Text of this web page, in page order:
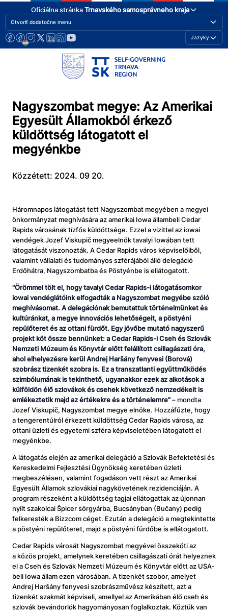
Oficiálna stránkaTrnavského samosprávneho kraja
Otvoriť dodatočne menu
Jazyky
Nagyszombat megye: Az Amerikai
Egyesült Államokból érkező
küldöttség látogatott el
megyénkbe
Közzétett: 2024. 09 20.
Háromnapos látogatást tett Nagyszombat megyében a megyei
önkormányzat meghívására az amerikai Iowa állambeli Cedar
Rapids városának tízfős küldöttsége. Ezzel a vizittel az iowai
vendégek Jozef Viskupič megyeelnök tavalyi Iowában tett
látogatását viszonozták. A Cedar Rapids város képviselőiből,
valamint vállalati és tudományos szférájából álló delegáció
Erdőhátra, Nagyszombatba és Pöstyénbe is ellátogatott.
"Örömmel tölt el, hogy tavalyi Cedar Rapids-i látogatásomkor
iowai vendéglátóink elfogadták a Nagyszombat megyébe szóló
meghívásomat. A delegációnak bemutattuk történelmünket és
kultúránkat, a megye innovációs lehetőségeit, a pöstyéni
repülőteret és az ottani fürdőt. Egy jövőbe mutató nagyszerű
projekt köt össze bennünket: a Cedar Rapids-i Cseh és Szlovák
Nemzeti Múzeum és Könyvtár előtt felállított csillagászati ​​óra,
ahol elhelyezésre kerül Andrej Haršány fenyvesi (Borová)
szobrász tizenkét szobra is. Ez a transzatlanti együttműködés
szimbólumának is tekinthető, ugyanakkor ezek az alkotások a
külföldön élő szlovákok és csehek következő nemzedékeit is
emlékeztetik majd az értékekre és a történelemre"– mondta
Jozef Viskupič, Nagyszombat megye elnöke. Hozzáfűzte, hogy
a tengerentúlról érkezett küldöttség Cedar Rapids városa, az
ottani üzleti és egyetemi szféra képviseletében látogatott el
megyénkbe.
A látogatás elején az amerikai delegáció a Szlovák Befektetési és
Kereskedelmi Fejlesztési Ügynökség keretében üzleti
megbeszélésen, valamint fogadáson vett részt az Amerikai
Egyesült Államok szlovákiai nagykövetének rezidenciáján. A
program részeként a küldöttség tagjai ellátogattak az újonnan
nyílt szakolcai Špicer sörgyárba, Bucsányban (Bučany) pedig
felkeresték a Bizzcom céget. Ezután a delegáció a megtekintette
a pöstyéni repülőteret, majd a pöstyéni fürdőbe is ellátogatott.
Cedar Rapids városát Nagyszombat megyével összeköti az
a közös projekt, amelynek keretében csillagászati ​​órát helyeznek
el a Cseh és Szlovák Nemzeti Múzeum és Könyvtár előtt az USA-
beli Iowa állam ezen városában. A tizenkét szobor, amelyet
Andrej Haršány fenyvesi szobrászművész készített, azt a
tizenkét szakmát képviseli, amellyel az Amerikában élő cseh és
szlovák bevándorlók hagyományosan foglalkoztak. Köztük van